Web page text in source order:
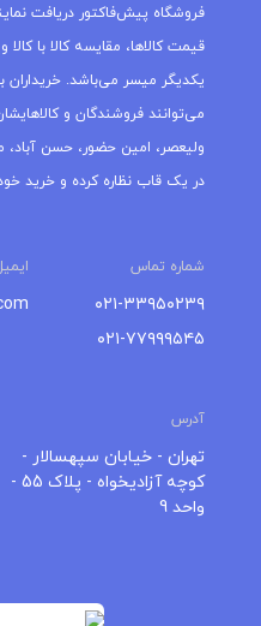
فروشگاه پیش‌فاکتور دریافت
قیمت کالاها، مقایسه کالا با
یکدیگر میسر می‌باشد. خریداران
می‌توانند فروشندگان و
ولیعصر، امین حضور، حسن آباد،
در یک قاب نظاره کرده و خرید
شماره تماس
۰۲۱-۳۳۹۵۰۲۳۹
۰۲۱-۷۷۹۹۹۵۴۵
آدرس
تهران - خیابان سپهسالار -
کوچه آزادیخواه - پلاک 55 -
واحد 9